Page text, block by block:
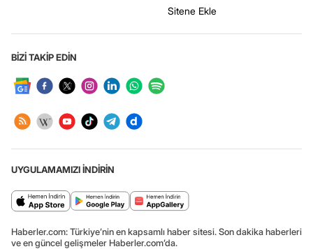
Sitene Ekle
BİZİ TAKİP EDİN
UYGULAMAMIZI İNDİRİN
Haberler.com: Türkiye’nin en kapsamlı haber sitesi. Son dakika haberleri
ve en güncel gelişmeler Haberler.com’da.